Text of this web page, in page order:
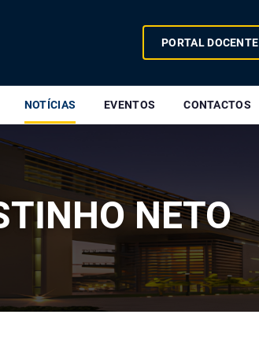
PORTAL DOCENTE
NOTÍCIAS EVENTOS CONTACTOS
NETO